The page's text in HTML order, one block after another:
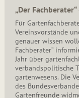
„Der
Für
Vereinsvorstände
genauer wissen
Fachberater“
Jahr über
verbandspolitische
gar­ten­wesens. Die
des
Gartenfreunde